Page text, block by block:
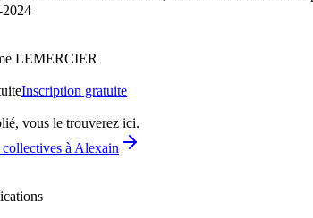
LEMERCIER
Inscription gratuite
vous le trouverez ici.
à Alexain